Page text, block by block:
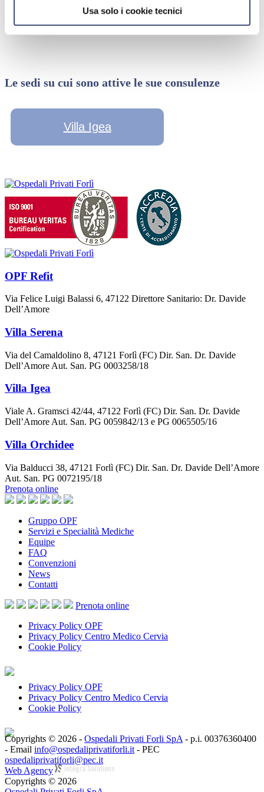
Usa solo i cookie tecnici
Le sedi su cui sono attive le sue consulenze
Villa Igea
OPF Refit
Via Felice Luigi Balassi 6, 47122 Direttore Sanitario: Dr. Davide
Dell’Amore
Villa Serena
Via del Camaldolino 8, 47121 Forlì (FC) Dir. San. Dr. Davide
Dell’Amore Aut. San. PG 0003258/18
Villa Igea
Viale A. Gramsci 42/44, 47122 Forlì (FC) Dir. San. Dr. Davide
Dell’Amore Aut. San. PG 0059842/13 e PG 0065505/16
Villa Orchidee
Via Balducci 38, 47121 Forlì (FC) Dir. San. Dr. Davide Dell’Amore
Aut. San. PG 0072195/18
Prenota online
Gruppo OPF
Servizi e Specialità Mediche
Equipe
FAQ
Convenzioni
News
Contatti
Prenota online
Privacy Policy OPF
Privacy Policy Centro Medico Cervia
Cookie Policy
Privacy Policy OPF
Privacy Policy Centro Medico Cervia
Cookie Policy
Copyrights © 2026 - Ospedali Privati Forli SpA - p.i. 00376360400
- Email info@ospedaliprivatiforli.it - PEC
ospedaliprivatiforli@pec.it
Web Agency
Copyrights © 2026